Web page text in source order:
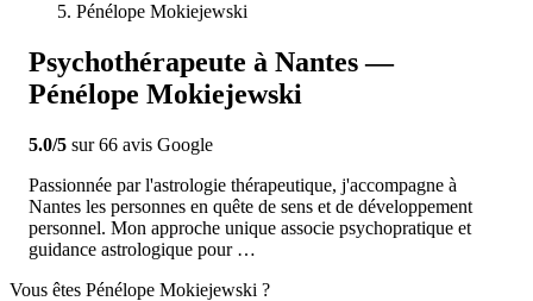
Pénélope Mokiejewski
Psychothérapeute à Nantes —
Pénélope Mokiejewski
5.0/5 sur66 avis Google
Passionnée par l'astrologie thérapeutique, j'accompagne à
Nantes les personnes en quête de sens et de développement
personnel. Mon approche unique associe psychopratique et
guidance astrologique pour …
Vous êtes Pénélope Mokiejewski ?